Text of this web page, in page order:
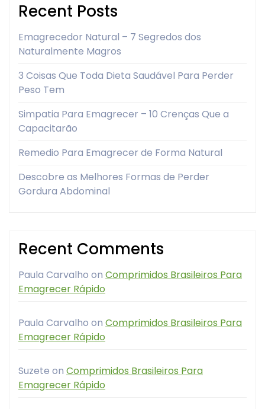
Recent Posts
Emagrecedor Natural – 7 Segredos dos
Naturalmente Magros
3 Coisas Que Toda Dieta Saudável Para Perder
Peso Tem
Simpatia Para Emagrecer – 10 Crenças Que a
Capacitarão
Remedio Para Emagrecer de Forma Natural
Descobre as Melhores Formas de Perder
Gordura Abdominal
Recent Comments
Paula Carvalho on Comprimidos Brasileiros Para
Emagrecer Rápido
Paula Carvalho on Comprimidos Brasileiros Para
Emagrecer Rápido
Suzete on Comprimidos Brasileiros Para
Emagrecer Rápido